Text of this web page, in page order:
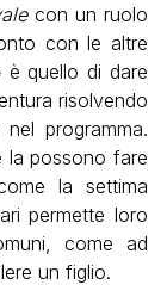
con un ruolo
con le altre
è quello di dare
risolvendo
programma.
la possono fare
la settima
permette loro
come ad
un figlio.